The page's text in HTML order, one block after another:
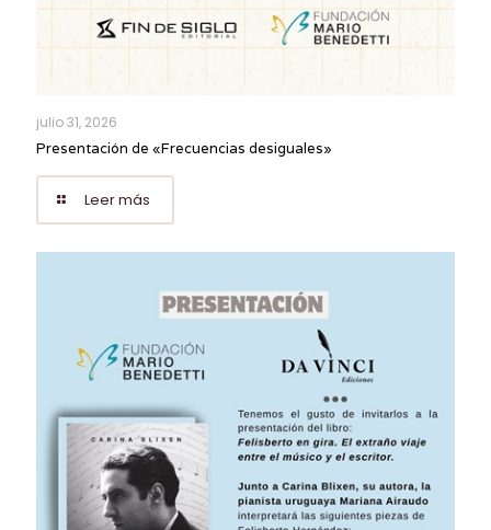
julio 31, 2026
Presentación de «Frecuencias desiguales»
Leer más